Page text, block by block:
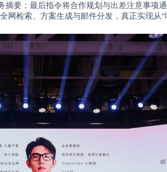
要；最后指令将合作规划与出差注意事项
网检索、方案生成与邮件分发，真正实现从“